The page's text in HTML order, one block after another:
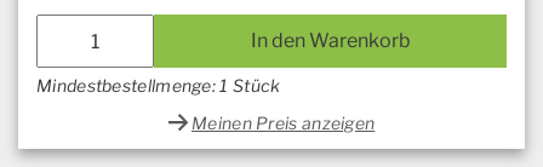
In den Warenkorb
Mindestbestellmenge: 1 Stück
Meinen Preis anzeigen